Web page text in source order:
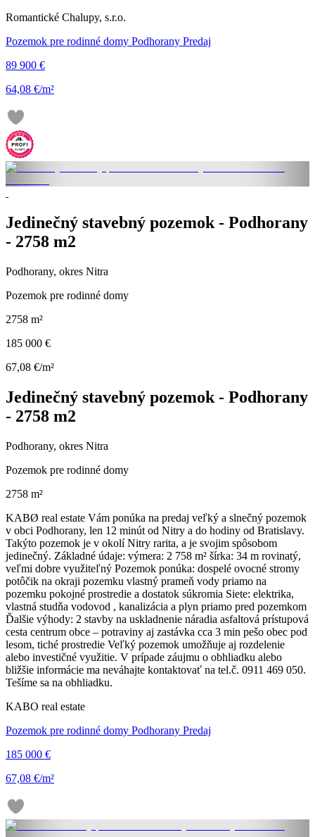
Romantické Chalupy, s.r.o.
Pozemok pre rodinné domy Podhorany Predaj
89 900 €
64,08 €/m²
Jedinečný stavebný pozemok - Podhorany
- 2758 m2
Podhorany, okres Nitra
Pozemok pre rodinné domy
2758 m²
185 000 €
67,08 €/m²
Jedinečný stavebný pozemok - Podhorany
- 2758 m2
Podhorany, okres Nitra
Pozemok pre rodinné domy
2758 m²
KABØ real estate Vám ponúka na predaj veľký a slnečný pozemok
v obci Podhorany, len 12 minút od Nitry a do hodiny od Bratislavy.
Takýto pozemok je v okolí Nitry rarita, a je svojim spôsobom
jedinečný. Základné údaje: výmera: 2 758 m² šírka: 34 m rovinatý,
veľmi dobre využiteľný Pozemok ponúka: dospelé ovocné stromy
potôčik na okraji pozemku vlastný prameň vody priamo na
pozemku pokojné prostredie a dostatok súkromia Siete: elektrika,
vlastná studňa vodovod , kanalizácia a plyn priamo pred pozemkom
Ďalšie výhody: 2 stavby na uskladnenie náradia asfaltová prístupová
cesta centrum obce – potraviny aj zastávka cca 3 min pešo obec pod
lesom, tiché prostredie Veľký pozemok umožňuje aj rozdelenie
alebo investičné využitie. V prípade záujmu o obhliadku alebo
bližšie informácie ma neváhajte kontaktovať na tel.č. 0911 469 050.
Tešíme sa na obhliadku.
KABO real estate
Pozemok pre rodinné domy Podhorany Predaj
185 000 €
67,08 €/m²